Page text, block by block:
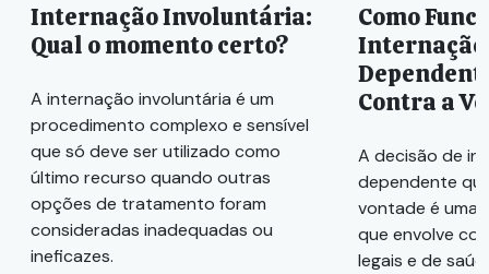
Internação Involuntária:
Qual o momento certo?
A internação involuntária é um
procedimento complexo e sensível
que só deve ser utilizado como
último recurso quando outras
opções de tratamento foram
consideradas inadequadas ou
ineficazes.
Como
Internação
Contra a
A decisão de
dependente
vontade é uma
que envolve
legais e de